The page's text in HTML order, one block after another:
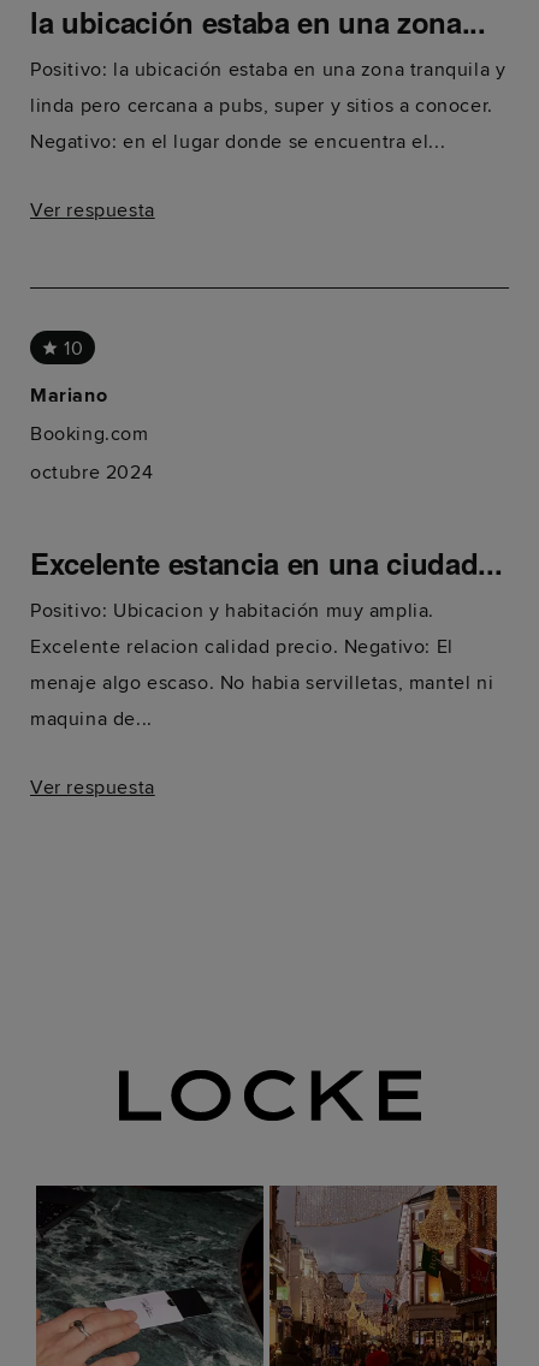
la ubicación estaba en una zona...
Positivo: la ubicación estaba en una zona tranquila y
linda pero cercana a pubs, super y sitios a conocer.
Negativo: en el lugar donde se encuentra el...
Ver respuesta
10
Mariano
Booking.com
octubre 2024
Excelente estancia en una ciudad...
Positivo: Ubicacion y habitación muy amplia.
Excelente relacion calidad precio. Negativo: El
menaje algo escaso. No habia servilletas, mantel ni
maquina de...
Ver respuesta